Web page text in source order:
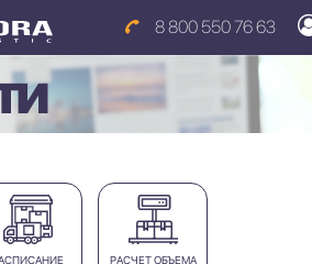
8 800 550 76 63
РАСЧЕТ ОБЪЕМА